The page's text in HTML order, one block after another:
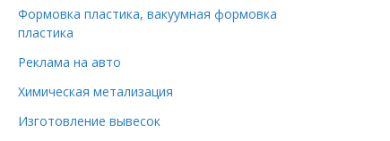
Формовка пластика, вакуумная формовка
пластика
Реклама на авто
Химическая метализация
Изготовление вывесок